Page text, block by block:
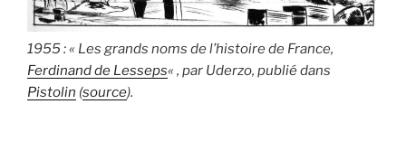
1955 : « Les grands noms de l’histoire de France,
Ferdinand de Lesseps« , par Uderzo, publié dans
Pistolin (source).